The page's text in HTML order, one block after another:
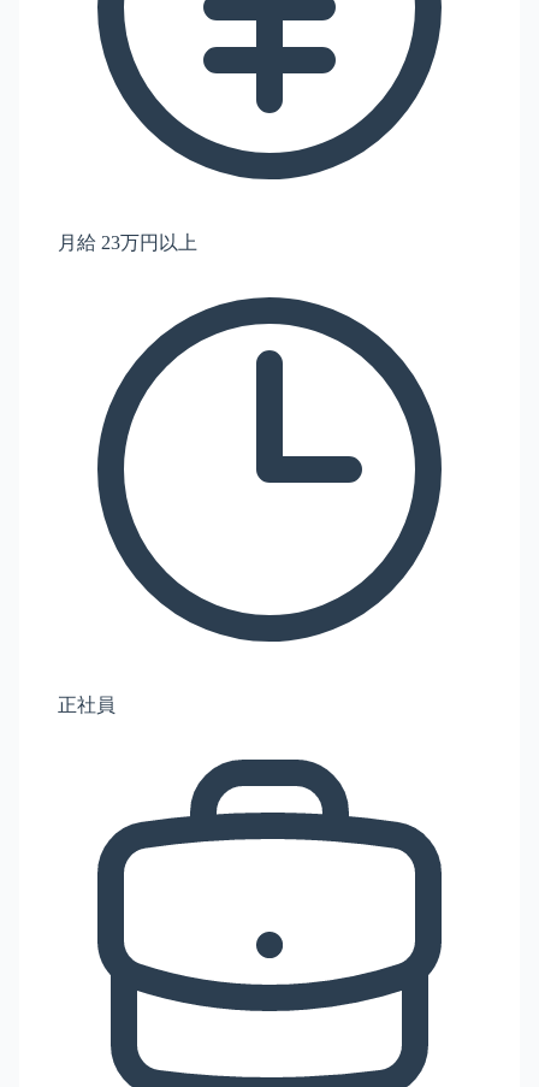
月給 23万円以上
正社員